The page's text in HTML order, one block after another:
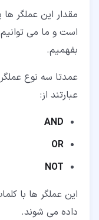
است و ما می توانیم
بفهمیم.
عمدتا سه نوع
عبارتند از:
AND
OR
NOT
این عملگر ها با
داده می شوند.